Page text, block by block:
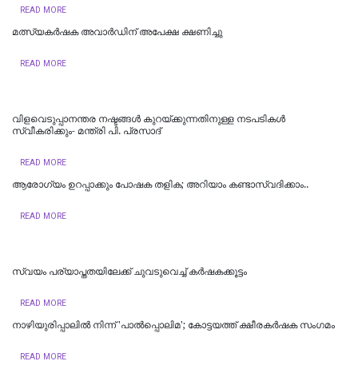
READ MORE
മത്സ്യകർഷക അവാർഡിന് അപേക്ഷ ക്ഷണിച്ചു
READ MORE
വിളവെടുപ്പാനന്തര നഷ്ടങ്ങൾ കുറയ്ക്കുന്നതിനുള്ള നടപടികൾ
സ്വീകരിക്കും- മന്ത്രി പി. പ്രസാദ്
READ MORE
ആരോഗ്യം ഉറപ്പാക്കും പോഷക തളിക; അറിയാം കണ്ടാസ്വദിക്കാം..
READ MORE
സ്വയം പര്യാപ്തതയിലേക്ക് ചുവടുവെച്ച് കര്‍ഷകക്കൂട്ടം
READ MORE
നാഴിയുരിപ്പാലിൽ നിന്ന് 'പാൽപ്പൊലിമ'; കോട്ടയത്ത് ക്ഷീരകർഷക സംഗമം
READ MORE